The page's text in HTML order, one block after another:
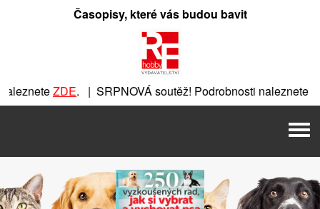
Časopisy, které vás budou bavit
ZDE. | SRPNOVÁ soutěž! Podrobnosti naleznete
. | SRPNOVÁ